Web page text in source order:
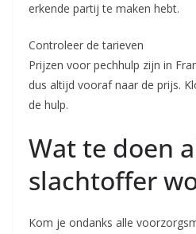
erkende partij te maken hebt.
Controleer de tarieven
Prijzen voor pechhulp zijn in
dus altijd vooraf naar de prijs.
de hulp.
Wat te doen
slachtoffer
Kom je ondanks alle